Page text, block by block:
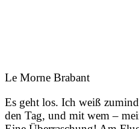
Le Morne Brabant
Es geht los. Ich weiß
den Tag, und mit wem –